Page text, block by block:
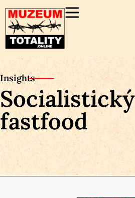
Insights
Socialistický
fastfood